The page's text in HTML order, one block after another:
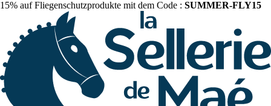
15% auf Fliegenschutzprodukte mit dem Code : SUMMER-FLY15